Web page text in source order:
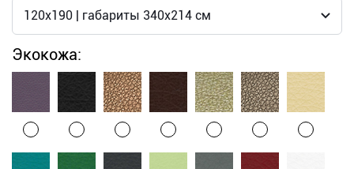
Экокожа: